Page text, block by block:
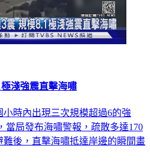
淺強震直擊海嘯
時內出現三次規模超過6的強
當局發布海嘯警報，疏散多達170
後，直擊海嘯抵達岸邊的瞬間畫